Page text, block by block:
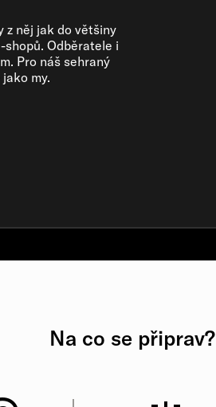
z něj jak do většiny
Odběratele i
Pro náš sehraný
my.
Na co se připrav?